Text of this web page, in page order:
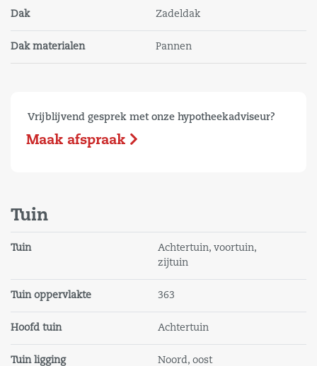
Dak Zadeldak
Dak materialen Pannen
Vrijblijvend gesprek met onze hypotheekadviseur?
Maak afspraak
Tuin
Tuin
Achtertuin, voortuin,
zijtuin
Tuin oppervlakte 363
Hoofd tuin Achtertuin
Tuin ligging Noord, oost